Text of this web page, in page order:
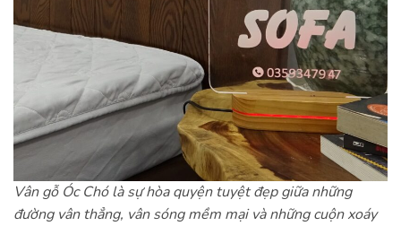
Vân gỗ Óc Chó là sự hòa quyện tuyệt đẹp giữa những
đường vân thẳng, vân sóng mềm mại và những cuộn xoáy